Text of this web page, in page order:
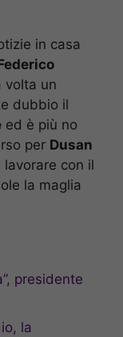
in casa
volta un
dubbio il
ed è più no
per Dusan
con il
la maglia
presidente
la